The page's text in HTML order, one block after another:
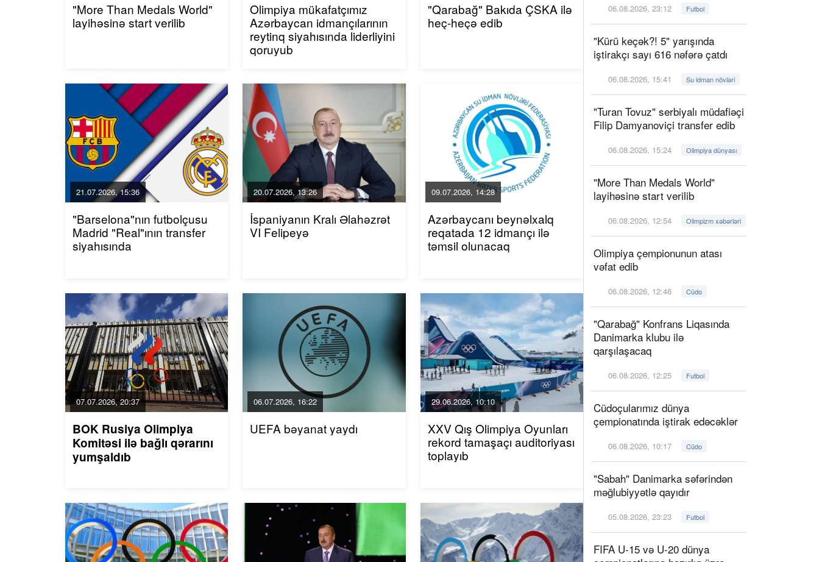
"More Than Medals World"
layihəsinə start verilib
Olimpiya mükafatçımız
Azərbaycan idmançılarının
reytinq siyahısında liderliyini
qoruyub
"Qarabağ" Bakıda ÇSKA ilə
heç-heçə edib
21.07.2026, 15:36
"Barselona"nın futbolçusu
Madrid "Real"ının transfer
siyahısında
20.07.2026, 13:26
İspaniyanın Kralı Əlahəzrət
VI Felipeyə
09.07.2026, 14:28
Azərbaycanı beynəlxalq
reqatada 12 idmançı ilə
təmsil olunacaq
07.07.2026, 20:37
BOK Rusiya Olimpiya
Komitəsi ilə bağlı qərarını
yumşaldıb
06.07.2026, 16:22
UEFA bəyanat yaydı
29.06.2026, 10:10
XXV Qış Olimpiya Oyunları
rekord tamaşaçı auditoriyası
toplayıb
06.08.2026, 23:12 Futbol
"Kürü keçək?! 5" yarışında
iştirakçı sayı 616 nəfərə çatdı
06.08.2026, 15:41 Su idman növləri
"Turan Tovuz" serbiyalı müdafiəçi
Filip Damyanoviçi transfer edib
06.08.2026, 15:24 Olimpiya dünyası
"More Than Medals World"
layihəsinə start verilib
06.08.2026, 12:54 Olimpizm xəbərləri
Olimpiya çempionunun atası
vəfat edib
06.08.2026, 12:46 Cüdo
"Qarabağ" Konfrans Liqasında
Danimarka klubu ilə
qarşılaşacaq
06.08.2026, 12:25 Futbol
Cüdoçularımız dünya
çempionatında iştirak edəcəklər
06.08.2026, 10:17 Cüdo
"Sabah" Danimarka səfərindən
məğlubiyyətlə qayıdır
05.08.2026, 23:23 Futbol
FIFA U-15 və U-20 dünya